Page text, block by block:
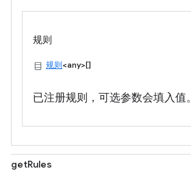
规则
规则<any>[]
已注册规则，可选参数会填入值。
getRules